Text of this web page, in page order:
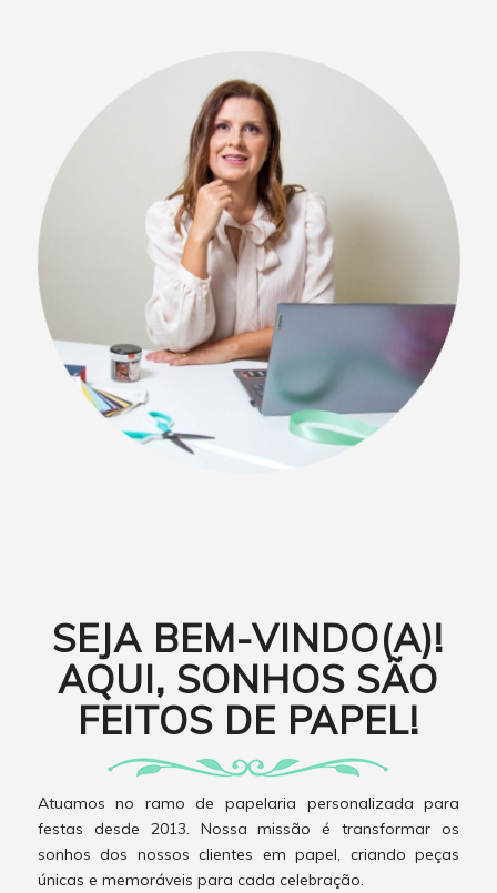
SEJA BEM-VINDO(A)!
AQUI, SONHOS SÃO
FEITOS DE PAPEL!
Atuamos no ramo de papelaria personalizada para
festas desde 2013. Nossa missão é transformar os
sonhos dos nossos clientes em papel, criando peças
únicas e memoráveis para cada celebração.